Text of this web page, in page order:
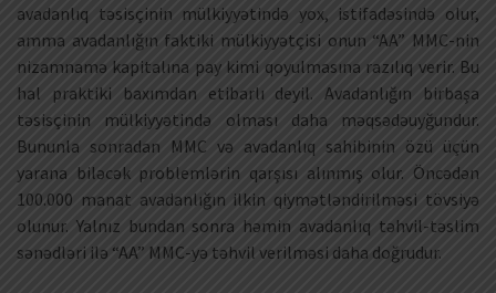
avadanlıq təsisçinin mülkiyyətində yox, istifadəsində olur,
amma avadanlığın faktiki mülkiyyətçisi onun “AA” MMC-nin
nizamnamə kapitalına pay kimi qoyulmasına razılıq verir. Bu
hal praktiki baxımdan etibarlı deyil. Avadanlığın birbaşa
təsisçinin mülkiyyətində olması daha məqsədəuyğundur.
Bununla sonradan MMC və avadanlıq sahibinin özü üçün
yarana biləcək problemlərin qarşısı alınmış olur. Öncədən
100.000 manat avadanlığın ilkin qiymətləndirilməsi tövsiyə
olunur. Yalnız bundan sonra həmin avadanlıq təhvil-təslim
sənədləri ilə “AA” MMC-yə təhvil verilməsi daha doğrudur.